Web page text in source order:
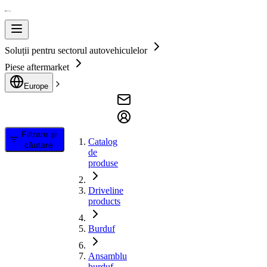
Soluții pentru sectorul autovehiculelor
Piese aftermarket
Europe
Filtrare și
căutare
Catalog
de
produse
Driveline
products
Burduf
Ansamblu